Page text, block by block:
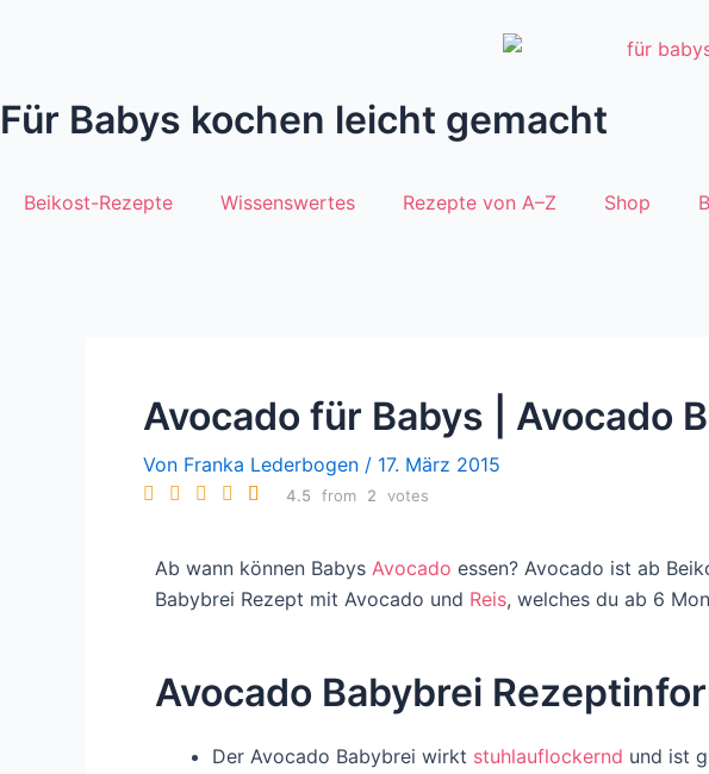
Für Babys kochen leicht gemacht
Beikost-Rezepte Wissenswertes Rezepte von A–Z Shop
Avocado für Babys | Avocado
Von Franka Lederbogen / 17. März 2015
4.5 from 2 votes
Ab wann können Babys Avocado essen? Avocado ist ab
Babybrei Rezept mit Avocado und Reis, welches du ab 6
Avocado Babybrei
Der Avocado Babybrei wirkt stuhlauflockernd und ist